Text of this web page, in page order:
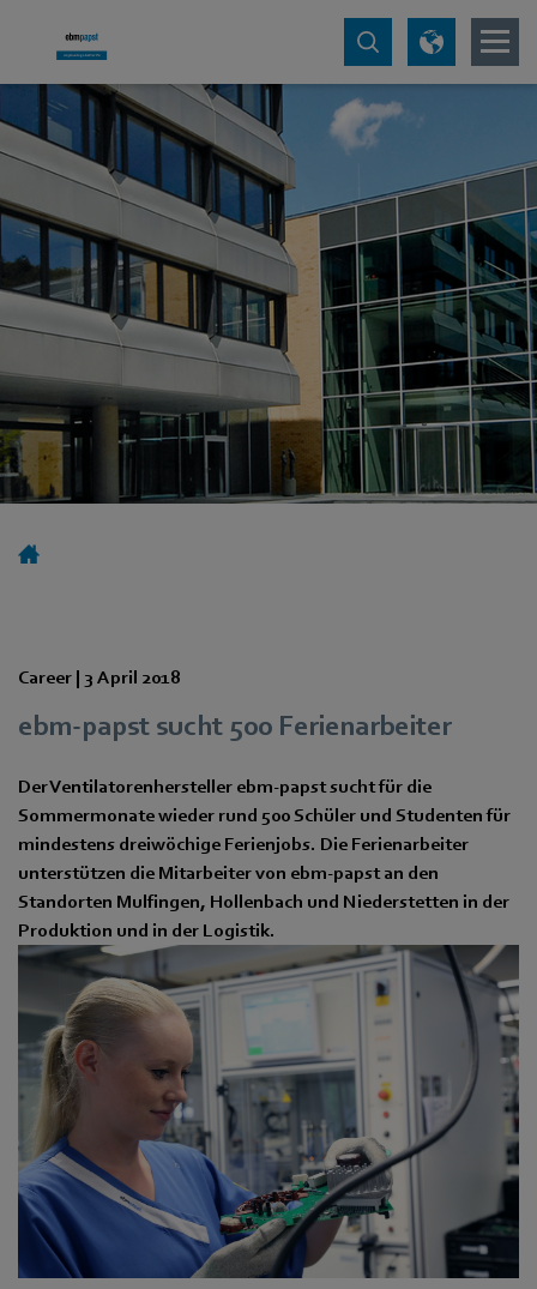
Career | 3 April 2018
ebm-papst sucht 500 Ferienarbeiter
Der Ventilatorenhersteller ebm-papst sucht für die
Sommermonate wieder rund 500 Schüler und Studenten für
mindestens dreiwöchige Ferienjobs. Die Ferienarbeiter
unterstützen die Mitarbeiter von ebm-papst an den
Standorten Mulfingen, Hollenbach und Niederstetten in der
Produktion und in der Logistik.